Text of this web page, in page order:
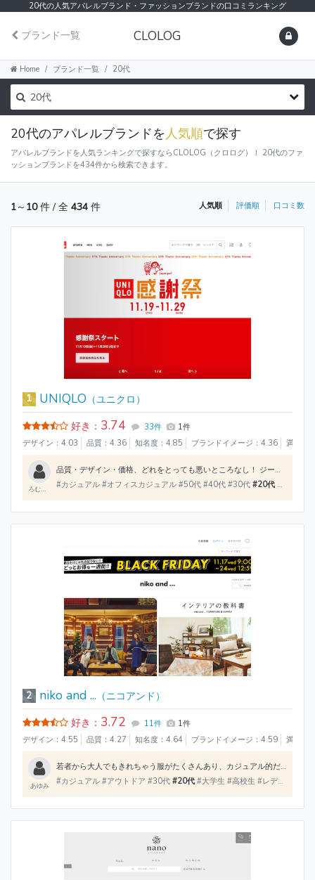
20代の人気アパレルブランド・ファッションブランドの口コミランキング
ブランド一覧 CLOLOG
Home ブランド一覧 20代
20代のアパレルブランドを人気順で探す
アパレルブランドを人気ランキングで探すならCLOLOG（クロログ）！ 20代のファ
ッションブランドを434件から検索できます。
1～ 10件 / 全 434 件 人気順 評価順 口コミ数
1 UNIQLO（ユニクロ）
好き： 3.74 33件
1件
デザイン：4.03
品質：4.36 知名度：4.85 ブランドイメージ：4.36 満足度
ろむっく
品質・デザイン・価格、どれをとっても悪いところなし！ ジーパンはストレッチが効いており、とても丈夫です。8年ほど同じジーパンを使っていますがいまだに破れ等のダメージはありません カジュアル・ビジネスカジュアル・シンプルにまとめたい人なんかにおすすめです！ ヒートテックは年々進化しておりとても重宝しています
#カジュアル #オフィスカジュアル #50代 #40代 #30代 #20代
2 niko and ... （ニコアンド）
好き： 3.72 11件
1件
デザイン：4.55
品質：4.27 知名度：4.64 ブランドイメージ：4.59 満足度
あゆみ
若者から大人でもきれちゃう服がたくさんあり、カジュアル的だったりスポーティーだったりアウトドアでも使用できるような服や雑貨もたくさん置いてあります。アパレルだけでなくアクセサリーやバックも人気の商品です。
#カジュアル #アウトドア #30代 #20代 #大学生 #高校生 #レディース #メンズ #バッグ